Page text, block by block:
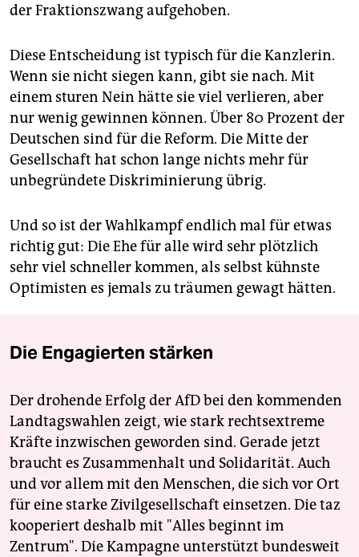
der Fraktionszwang aufgehoben.
Diese Entscheidung ist typisch für die Kanzlerin.
Wenn sie nicht siegen kann, gibt sie nach. Mit
einem sturen Nein hätte sie viel verlieren, aber
nur wenig gewinnen können. Über 80 Prozent der
Deutschen sind für die Reform. Die Mitte der
Gesellschaft hat schon lange nichts mehr für
unbegründete Diskriminierung übrig.
Und so ist der Wahlkampf endlich mal für etwas
richtig gut: Die Ehe für alle wird sehr plötzlich
sehr viel schneller kommen, als selbst kühnste
Optimisten es jemals zu träumen gewagt hätten.
Die Engagierten stärken
Der drohende Erfolg der AfD bei den kommenden
Landtagswahlen zeigt, wie stark rechtsextreme
Kräfte inzwischen geworden sind. Gerade jetzt
braucht es Zusammenhalt und Solidarität. Auch
und vor allem mit den Menschen, die sich vor Ort
für eine starke Zivilgesellschaft einsetzen. Die taz
kooperiert deshalb mit "Alles beginnt im
Zentrum". Die Kampagne unterstützt bundesweit